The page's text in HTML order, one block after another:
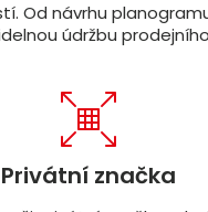
Od návrhu
údržbu
Privátní značka